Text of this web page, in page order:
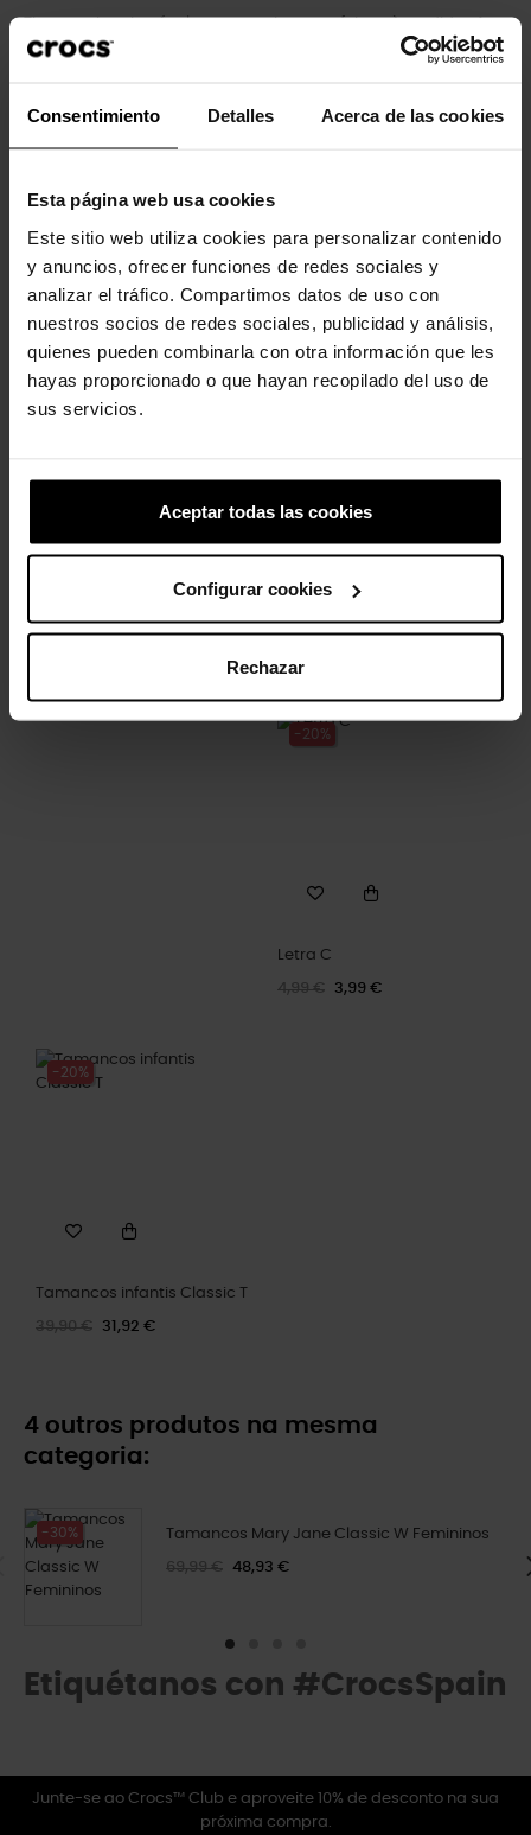
Consentimiento Detalles Acerca de las cookies
Esta página web usa cookies
Este sitio web utiliza cookies para personalizar contenido
y anuncios, ofrecer funciones de redes sociales y
analizar el tráfico. Compartimos datos de uso con
nuestros socios de redes sociales, publicidad y análisis,
quienes pueden combinarla con otra información que les
hayas proporcionado o que hayan recopilado del uso de
sus servicios.
Aceptar todas las cookies
Configurar cookies
Rechazar
Tira traseira ajustável para um ajuste perfeito e à medida. As
correias não devem ser demasiado apertadas, devem estar
Personalizáveis com JibbitzTM.
Clientes que compraram este
produto também compraram:
Tamancos Crocband™ U
unissex
Minnie Mouse Disney
-20%
Letra C
4,99 € 3,99 €
-20%
Tamancos infantis Classic T
39,90 € 31,92 €
4 outros produtos na mesma
categoria:
-30% Tamancos Mary Jane Classic W Femininos
69,99 € 48,93 €
Etiquétanos con #CrocsSpain
Junte-se ao Crocs™ Club e aproveite 10% de desconto na sua
próxima compra.